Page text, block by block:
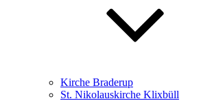
Kirche Braderup
St. Nikolauskirche Klixbüll